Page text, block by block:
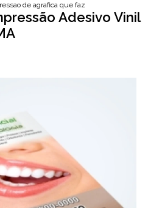
de adesivos personalizados
grafica que faz impressao
Adesivo Vinil